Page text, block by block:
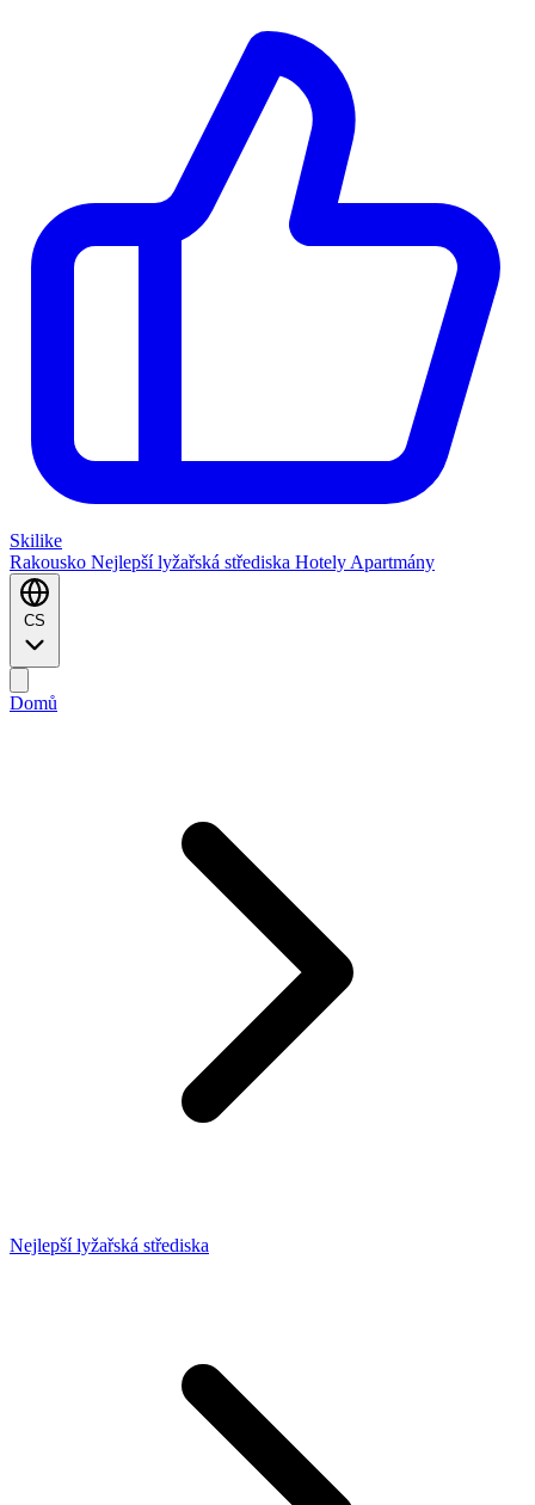
Skilike
Rakousko Nejlepší lyžařská střediska Hotely Apartmány
CS
Domů
Nejlepší lyžařská střediska